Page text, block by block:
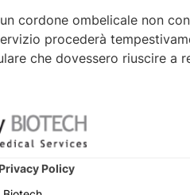
cordone ombelicale non
procederà
che dovessero riuscire a
Privacy Policy